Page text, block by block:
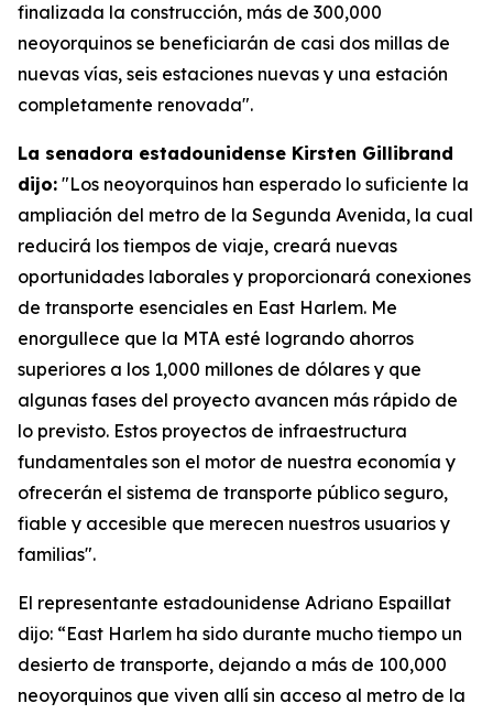
finalizada la construcción, más de 300,000
neoyorquinos se beneficiarán de casi dos millas de
nuevas vías, seis estaciones nuevas y una estación
completamente renovada".
La senadora estadounidense Kirsten Gillibrand
dijo: "Los neoyorquinos han esperado lo suficiente la
ampliación del metro de la Segunda Avenida, la cual
reducirá los tiempos de viaje, creará nuevas
oportunidades laborales y proporcionará conexiones
de transporte esenciales en East Harlem. Me
enorgullece que la MTA esté logrando ahorros
superiores a los 1,000 millones de dólares y que
algunas fases del proyecto avancen más rápido de
lo previsto. Estos proyectos de infraestructura
fundamentales son el motor de nuestra economía y
ofrecerán el sistema de transporte público seguro,
fiable y accesible que merecen nuestros usuarios y
familias".
El representante estadounidense Adriano Espaillat
dijo: “East Harlem ha sido durante mucho tiempo un
desierto de transporte, dejando a más de 100,000
neoyorquinos que viven allí sin acceso al metro de la